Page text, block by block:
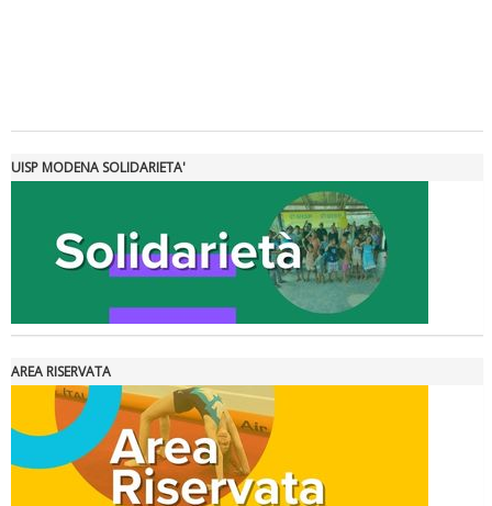
Tiziano Pesce a Radio InBlu2000 traccia il bilancio della stagione
Ddl Lobby, Uisp: “Il Parlamento valorizzi le nostre specificità"
UISP MODENA SOLIDARIETA'
AREA RISERVATA